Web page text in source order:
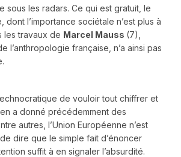
sous les radars. Ce qui est gratuit, le
dont l’importance sociétale n’est plus à
les travaux de Marcel Mauss (7),
l’anthropologie française, n’a ainsi pas
de vouloir tout chiffrer et
a donné précédemment des
autres, l’Union Européenne n’est
dire que le simple fait d’énoncer
suffit à en signaler l’absurdité.